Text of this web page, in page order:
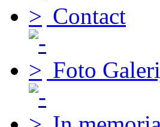
Contact
Foto